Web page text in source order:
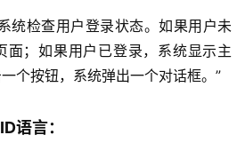
统检查用户登录状态。如果用户未
面；如果用户已登录，系统显示主
个按钮，系统弹出一个对话框。”
语言：